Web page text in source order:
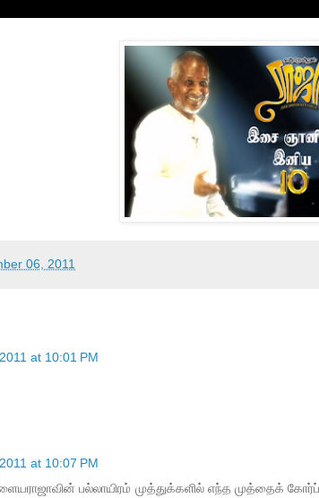
06, 2011
at 10:01 PM
at 10:07 PM
பல்லாயிரம் முத்துக்களில் எந்த முத்தைக்